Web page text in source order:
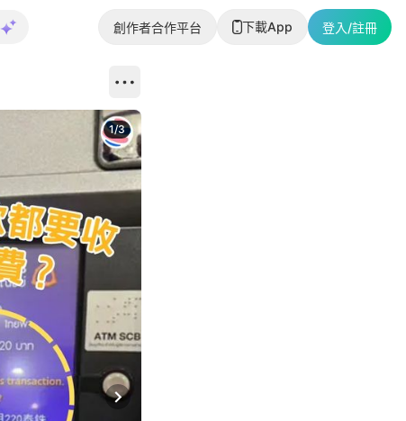
創作者合作平台 下載App 登入/註冊
Next slide
1/3